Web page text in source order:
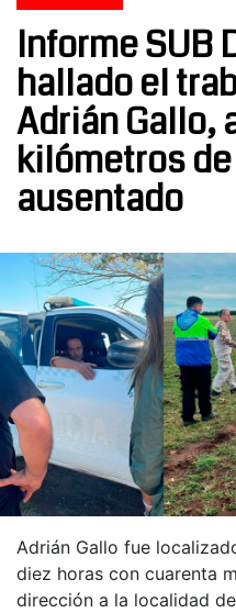
Informe SUB
hallado el
Adrián Gallo,
kilómetros
ausentado
Adrián Gallo fue
diez horas con cuarenta
dirección a la localidad